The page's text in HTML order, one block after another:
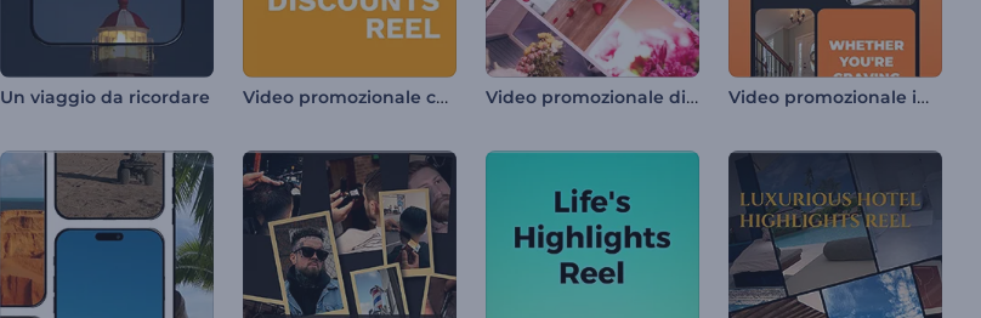
Un viaggio da ricordare Video promozionale con sconti e promozioni Video promozionale di Floral Boutique. Video promozionale immobiliare